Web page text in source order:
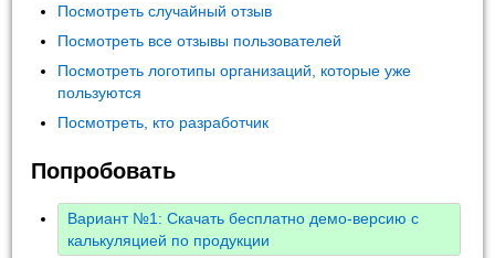
Посмотреть случайный отзыв
Посмотреть все отзывы пользователей
Посмотреть логотипы организаций, которые уже
пользуются
Посмотреть, кто разработчик
Попробовать
Вариант №1: Скачать бесплатно демо-версию с
калькуляцией по продукции